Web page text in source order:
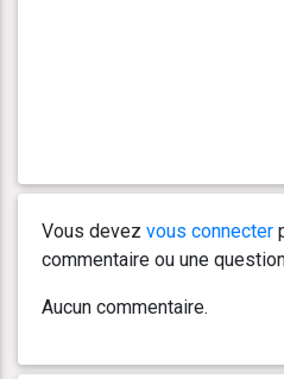
Vous devez vous connecter
commentaire ou une
Aucun commentaire.